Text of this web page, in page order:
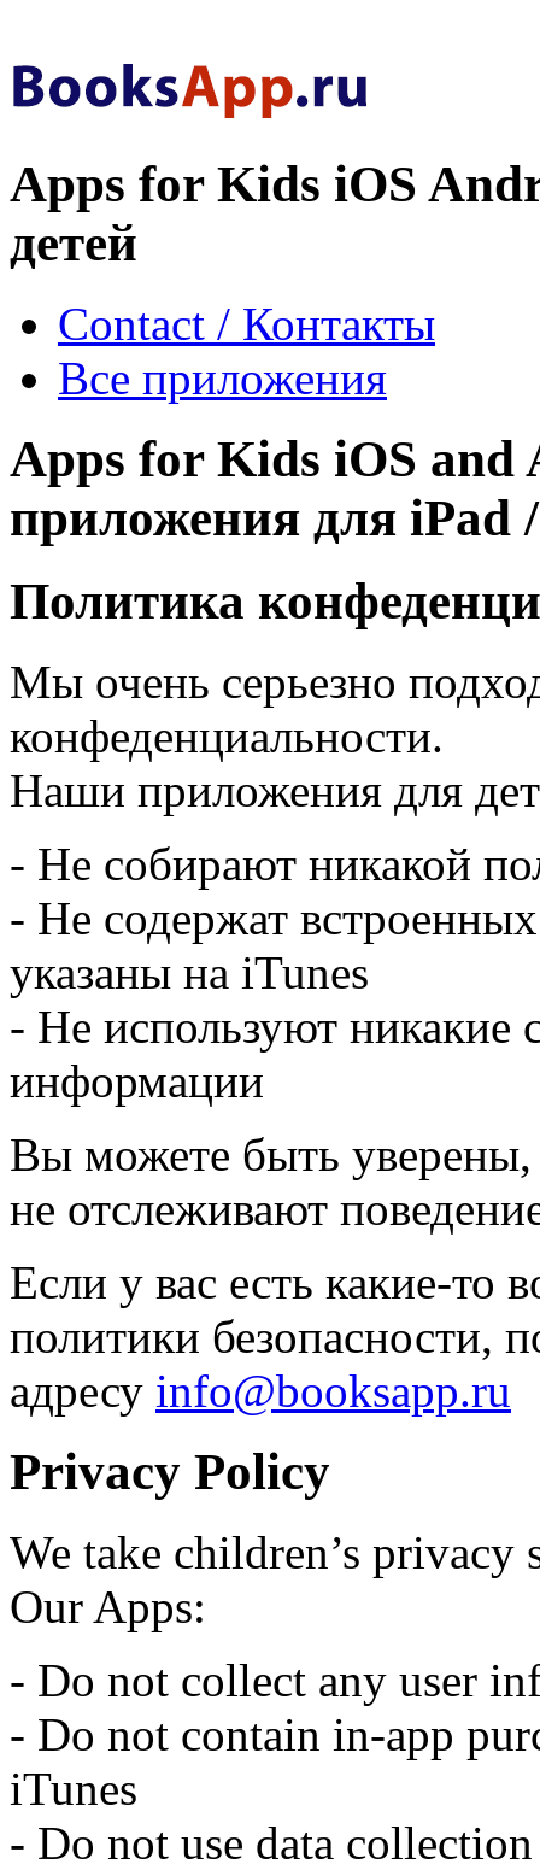
Apps for Kids iOS
детей
Contact / Контакты
Все приложения
Apps for Kids iOS and
приложения для iPad
Политика
Мы очень серьезно
конфеденциальности.
Наши приложения для
- Не собирают никакой
- Не содержат
указаны на iTunes
- Не используют никакие
информации
Вы можете быть
не отслеживают
Если у вас есть какие-то
политики безопасности,
адресу info@booksapp.ru
Privacy Policy
We take children’s privacy
Our Apps:
- Do not collect any user
- Do not contain in-app
iTunes
- Do not use data